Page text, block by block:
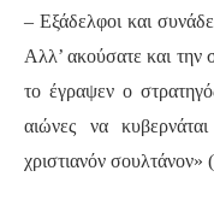
– Εξάδελφοι και
Αλλ’ ακούσατε και την
το έγραψεν ο
αιώνες να
χριστιανόν